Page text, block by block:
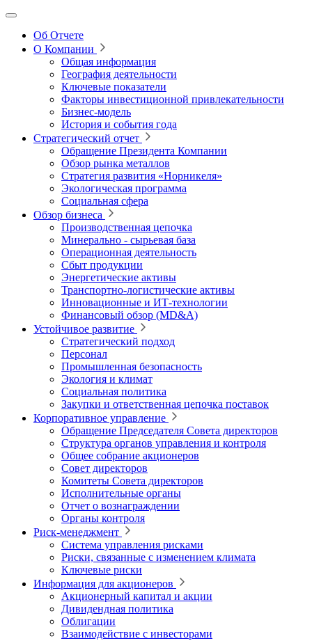
Об Отчете
О Компании
Общая информация
География деятельности
Ключевые показатели
Факторы инвестиционной привлекательности
Бизнес-модель
История и события года
Стратегический отчет
Обращение Президента Компании
Обзор рынка металлов
Стратегия развития «Норникеля»
Экологическая программа
Социальная сфера
Обзор бизнеса
Производственная цепочка
Минерально ‑ сырьевая база
Операционная деятельность
Сбыт продукции
Энергетические активы
Транспортно-логистические активы
Инновационные и ИТ‑технологии
Финансовый обзор (MD&A)
Устойчивое развитие
Стратегический подход
Персонал
Промышленная безопасность
Экология и климат
Социальная политика
Закупки и ответственная цепочка поставок
Корпоративное управление
Обращение Председателя Совета директоров
Структура органов управления и контроля
Общее собрание акционеров
Совет директоров
Комитеты Совета директоров
Исполнительные органы
Отчет о вознаграждении
Органы контроля
Риск-менеджмент
Система управления рисками
Риски, связанные с изменением климата
Ключевые риски
Информация для акционеров
Акционерный капитал и акции
Дивидендная политика
Облигации
Взаимодействие с инвесторами